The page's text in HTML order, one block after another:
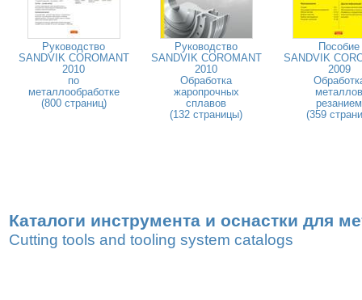
Руководство
SANDVIK COROMANT
2010
по
металлообработке
(800 страниц)
Руководство
SANDVIK COROMANT
2010
Обработка
жаропрочных
сплавов
(132 страницы)
Пособие
SANDVIK
2009
металлов
резанием
(359
Каталоги инструмента и оснастки для
Cutting tools and tooling system catalogs